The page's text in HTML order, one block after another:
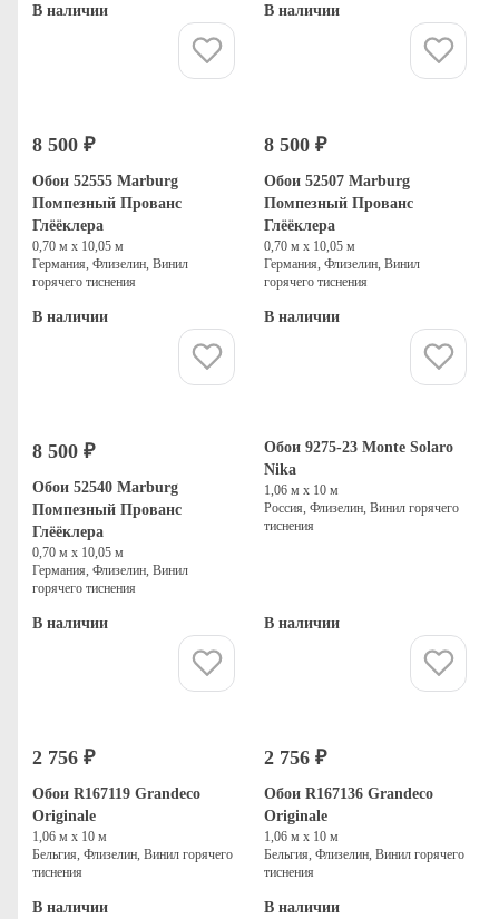
В наличии В наличии
8 500 ₽
Обои 52555 Marburg
Помпезный Прованс
Глёёклера
0,70 м х 10,05 м
Германия, Флизелин, Винил
горячего тиснения
В наличии
8 500 ₽
Обои 52507 Marburg
Помпезный Прованс
Глёёклера
0,70 м х 10,05 м
Германия, Флизелин, Винил
горячего тиснения
В наличии
8 500 ₽
Обои 52540 Marburg
Помпезный Прованс
Глёёклера
0,70 м х 10,05 м
Германия, Флизелин, Винил
горячего тиснения
В наличии
Обои 9275-23 Monte Solaro
Nika
1,06 м х 10 м
Россия, Флизелин, Винил горячего
тиснения
В наличии
2 756 ₽
Обои R167119 Grandeco
Originale
1,06 м х 10 м
Бельгия, Флизелин, Винил горячего
тиснения
В наличии
2 756 ₽
Обои R167136 Grandeco
Originale
1,06 м х 10 м
Бельгия, Флизелин, Винил горячего
тиснения
В наличии